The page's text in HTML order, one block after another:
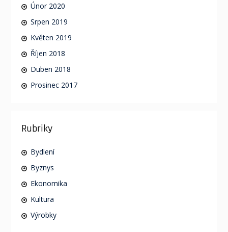
Únor 2020
Srpen 2019
Květen 2019
Říjen 2018
Duben 2018
Prosinec 2017
Rubriky
Bydlení
Byznys
Ekonomika
Kultura
Výrobky